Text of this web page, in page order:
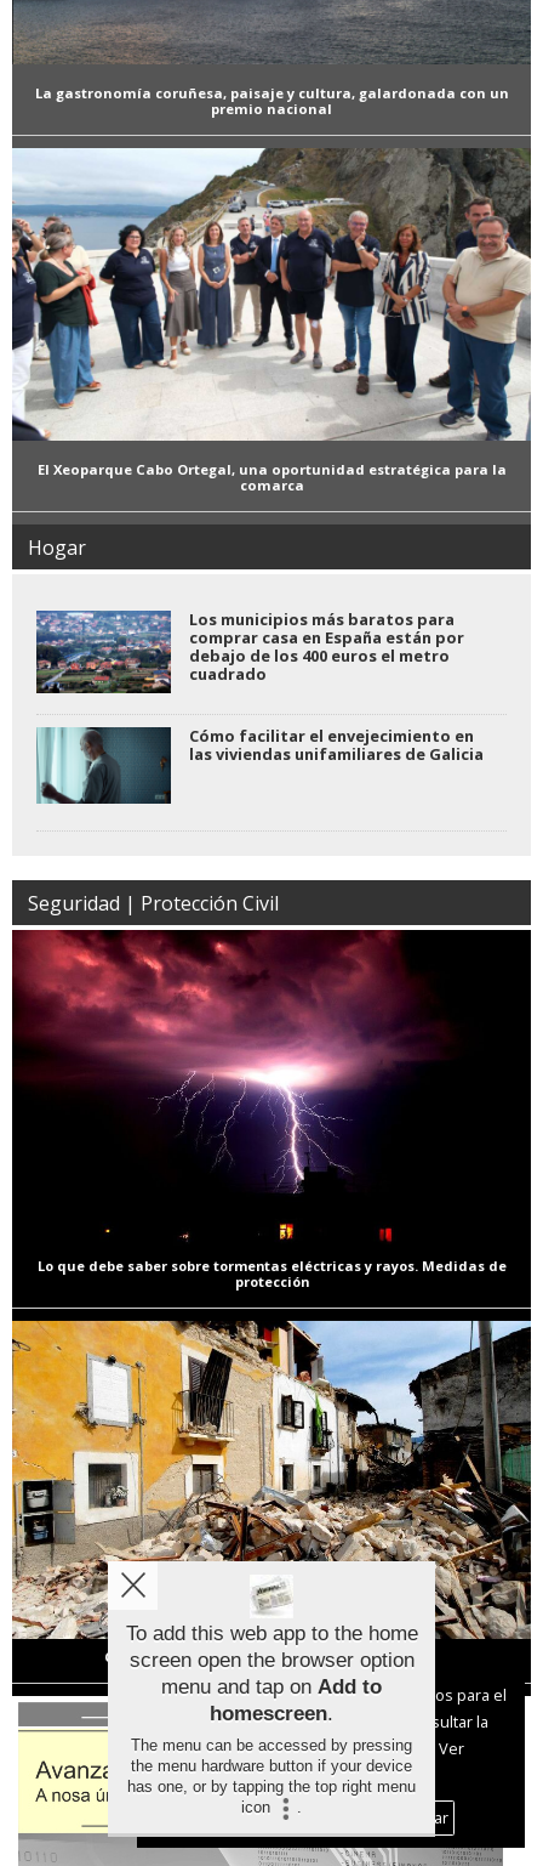
La gastronomía coruñesa, paisaje y cultura, galardonada con un
premio nacional
El Xeoparque Cabo Ortegal, una oportunidad estratégica para la
comarca
Hogar
Los municipios más baratos para
comprar casa en España están por
debajo de los 400 euros el metro
cuadrado
Cómo facilitar el envejecimiento en
las viviendas unifamiliares de Galicia
Seguridad | Protección Civil
Lo que debe saber sobre tormentas eléctricas y rayos. Medidas de
protección
Cómo mantenerse a salvo en caso de terremoto
Aviso sobre el Uso de cookies:
Utilizamos cookies nuestras y de terceros para el
funcionamiento del digital. Puedes consultar la
lista de cookies y como desconectarlas.
Ver
nuestra Política de Privacidad y Cookies
Aceptar Cookies
Personalizar
To add this web app to the home
screen open the browser option
menu and tap on Add to
homescreen.
The menu can be accessed by pressing
the menu hardware button if your device
has one, or by tapping the top right menu
icon
.